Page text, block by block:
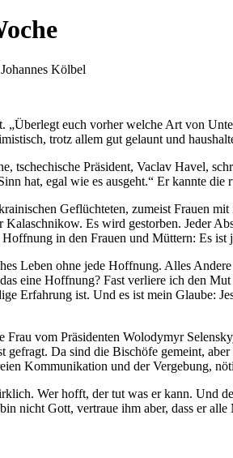
Kölbel
„Überlegt euch vorher welche Art von
trotz allem gut gelaunt und
tschechische Präsident, Vaclav Havel,
hat, egal wie es ausgeht.“ Er kannte
Geflüchteten, zumeist Frauen
Kalaschnikow. Es wird gestorben. Jeder
in den Frauen und Müttern: Es ist
Leben ohne jede Hoffnung. Alles
eine Hoffnung? Fast verliere ich den
Erfahrung ist. Und es ist mein Glaube:
Frau vom Präsidenten Wolodymyr
gefragt. Da sind die Bischöfe gemeint,
Kommunikation und der Vergebung,
Wer hofft, der tut was er kann. Und
nicht Gott, vertraue ihm aber, dass er